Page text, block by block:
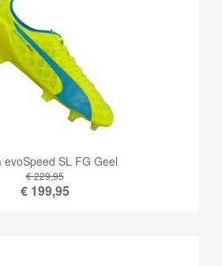
evoSpeed ​​SL FG Geel
€ 229,95
€ 199,95